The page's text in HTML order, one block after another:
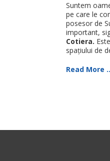
Suntem
pe care le
posesor de
important,
Cotiera.
spațiului de
Read More